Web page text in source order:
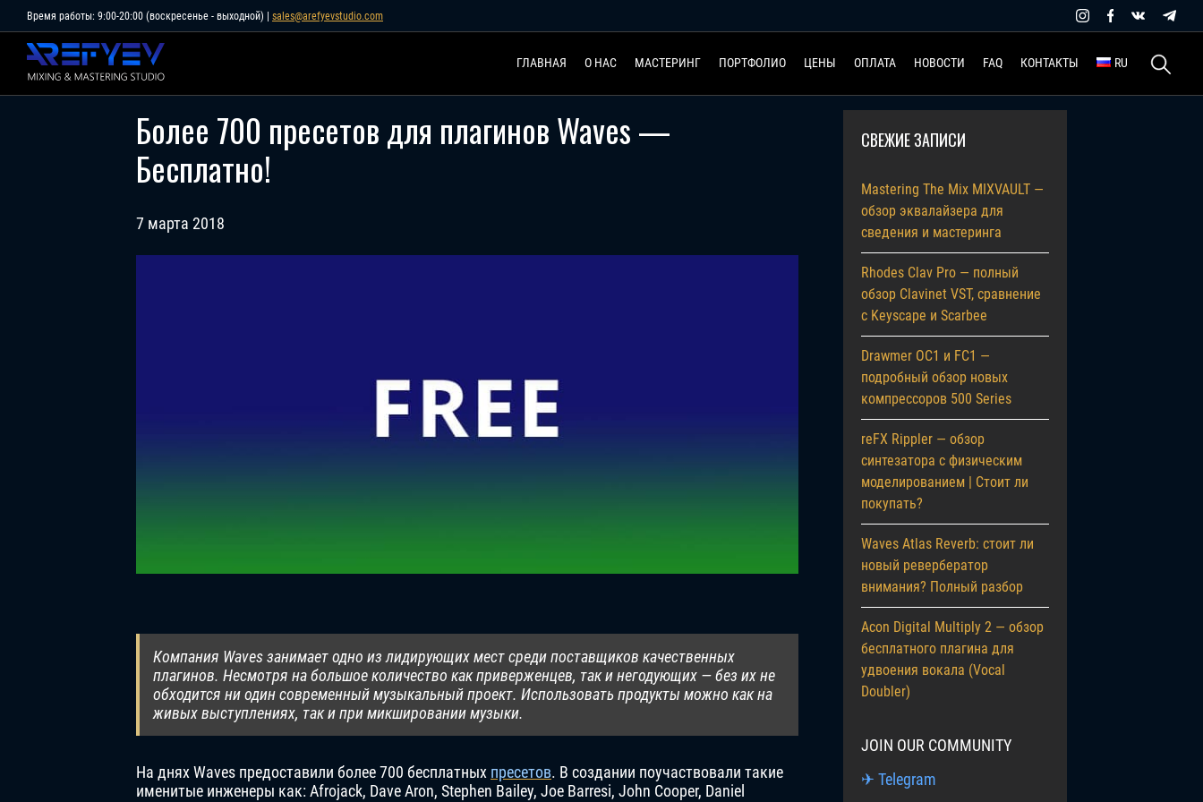
to
content
Время работы: 9:00-20:00 (воскресенье - выходной) | sales@arefyevstudio.com
ГЛАВНАЯ О НАС МАСТЕРИНГ ПОРТФОЛИО ЦЕНЫ ОПЛАТА НОВОСТИ FAQ КОНТАКТЫ RU Найти:
Более 700 пресетов для плагинов Waves —
Бесплатно!
7 марта 2018
Компания Waves занимает одно из лидирующих мест среди поставщиков качественных
плагинов. Несмотря на большое количество как приверженцев, так и негодующих — без их не
обходится ни один современный музыкальный проект. Использовать продукты можно как на
живых выступлениях, так и при микшировании музыки.
На днях Waves предоставили более 700 бесплатных пресетов. В создании поучаствовали такие
именитые инженеры как: Afrojack, Dave Aron, Stephen Bailey, Joe Barresi, John Cooper, Daniel
СВЕЖИЕ ЗАПИСИ
Mastering The Mix MIXVAULT —
обзор эквалайзера для
сведения и мастеринга
Rhodes Clav Pro — полный
обзор Clavinet VST, сравнение
с Keyscape и Scarbee
Drawmer OC1 и FC1 —
подробный обзор новых
компрессоров 500 Series
reFX Rippler — обзор
синтезатора с физическим
моделированием | Стоит ли
покупать?
Waves Atlas Reverb: стоит ли
новый ревербератор
внимания? Полный разбор
Acon Digital Multiply 2 — обзор
бесплатного плагина для
удвоения вокала (Vocal
Doubler)
JOIN OUR COMMUNITY
✈ Telegram